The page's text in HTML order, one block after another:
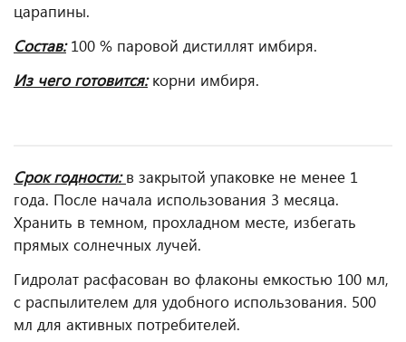
царапины.
Состав:100 % паровой дистиллят имбиря.
Из чего готовится:корни имбиря.
Срок годности:в закрытой упаковке не менее 1
года. После начала использования 3 месяца.
Хранить в темном, прохладном месте, избегать
прямых солнечных лучей.
Гидролат расфасован во флаконы емкостью 100 мл,
с распылителем для удобного использования. 500
мл для активных потребителей.